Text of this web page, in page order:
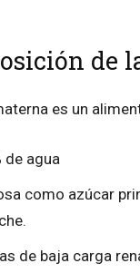
de
es un
de agua
como azúcar
de baja carga